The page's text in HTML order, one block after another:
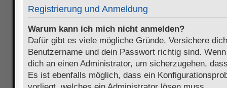
Registrierung und Anmeldung
Warum kann ich mich nicht anmelden?
Dafür gibt es viele mögliche Gründe. Versichere
Benutzername und dein Passwort richtig sind.
dich an einen Administrator, um sicherzugehen,
Es ist ebenfalls möglich, dass ein